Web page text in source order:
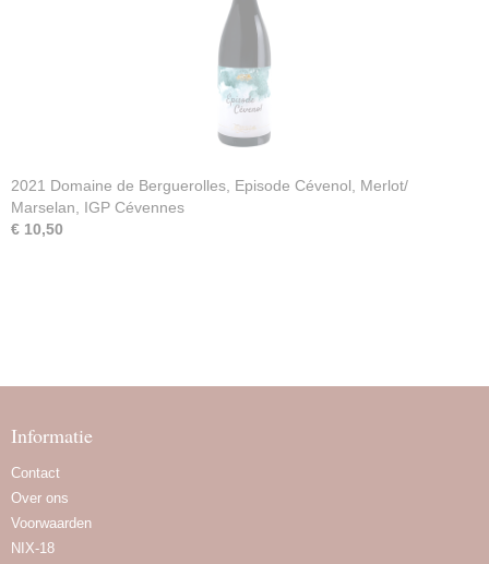
2021 Domaine de Berguerolles, Episode Cévenol, Merlot/
Marselan, IGP Cévennes
€ 10,50
Informatie
Contact
Over ons
Voorwaarden
NIX-18